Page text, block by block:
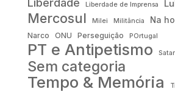
Liberdade de Imprensa
Mercosul Milei Militância Na
Narco ONU Perseguição POrtugal
PT e Antipetismo
Sem categoria
Tempo & Memória